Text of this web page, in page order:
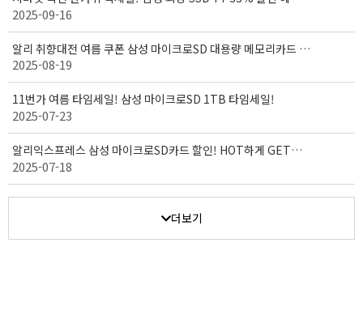
( 9/15 - 10/03 )
2025-09-16
알리 취향대전 여름 쿠폰 삼성 마이크로SD 대용량 메모리카드 세
일! (08.18~08.27)
2025-08-19
11번가 여름 타임세일! 삼성 마이크로SD 1TB 타임세일!
2025-07-23
알리익스프레스 삼성 마이크로SD카드 할인! HOT하게 GET하
자! (7월 14일 ~ 7월 20일)
2025-07-18
더보기